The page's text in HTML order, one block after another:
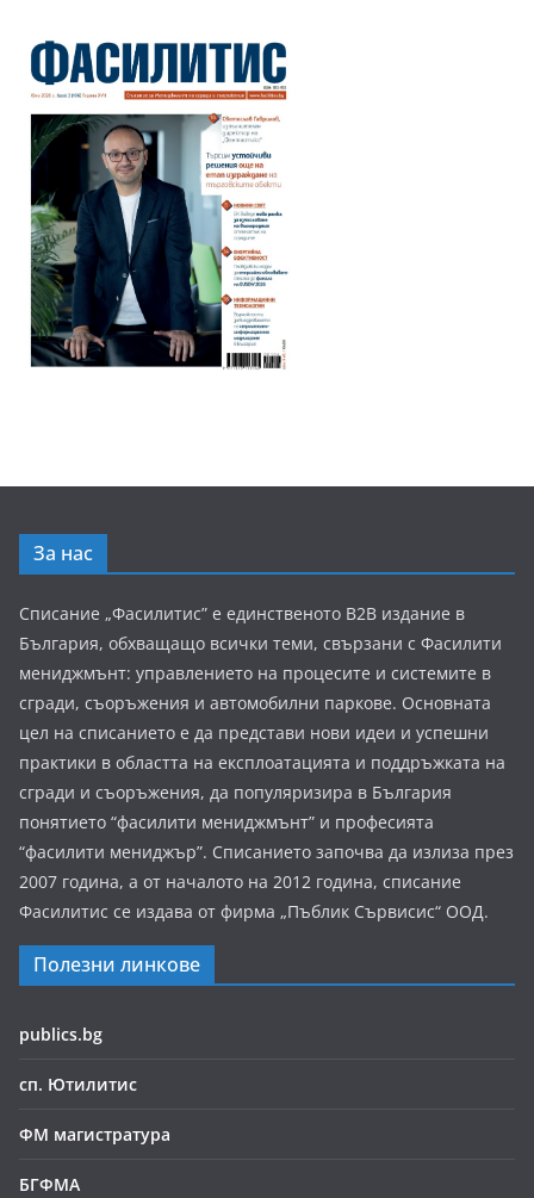
За нас
Списание „Фасилитис” е единственото B2B издание в
България, обхващащо всички теми, свързани с Фасилити
мениджмънт: управлението на процесите и системите в
сгради, съоръжения и автомобилни паркове. Основната
цел на списанието е да представи нови идеи и успешни
практики в областта на експлоатацията и поддръжката на
сгради и съоръжения, да популяризира в България
понятието “фасилити мениджмънт” и професията
“фасилити мениджър”. Списанието започва да излиза през
2007 година, а от началото на 2012 година, списание
Фасилитис се издава от фирма „Пъблик Сървисис“ ООД.
Полезни линкове
publics.bg
сп. Ютилитис
ФМ магистратура
БГФМА